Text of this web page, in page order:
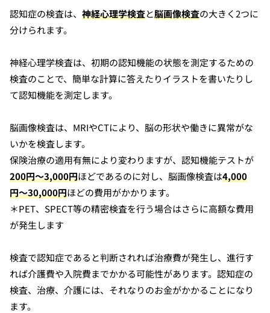
認知症の検査は、 神経心理学検査と脳画像検査の大きく2つに
分けられます。
神経心理学検査は、初期の認知機能の状態を測定するための
検査のことで、簡単な計算に答えたりイラストを書いたりし
て認知機能を測定します。
脳画像検査は、MRIやCTにより、脳の形状や働きに異常がな
いかを検査します。
保険治療の適用有無により変わりますが、認知機能テストが
200円～3,000円ほどであるのに対し、脳画像検査は4,000
円〜30,000円ほどの費用がかかります。
＊PET、SPECT等の精密検査を行う場合はさらに高額な費用
が発生します
検査で認知症であると判断されれば治療費が発生し、進行す
れば介護費や入院費までかかる可能性があります。認知症の
検査、治療、介護には、それなりのお金がかかることになり
ます。